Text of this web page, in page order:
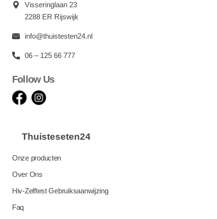
Visseringlaan 23
2288 ER Rijswijk
info@thuistesten24.nl
06 – 125 66 777
Follow Us
Thuisteseten24
Onze producten
Over Ons
Hiv-Zelftest Gebruiksaanwijzing
Faq